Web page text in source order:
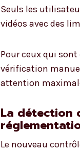
Seuls les
vidéos avec des
Pour ceux qui
vérification
attention
La détection
Le nouveau